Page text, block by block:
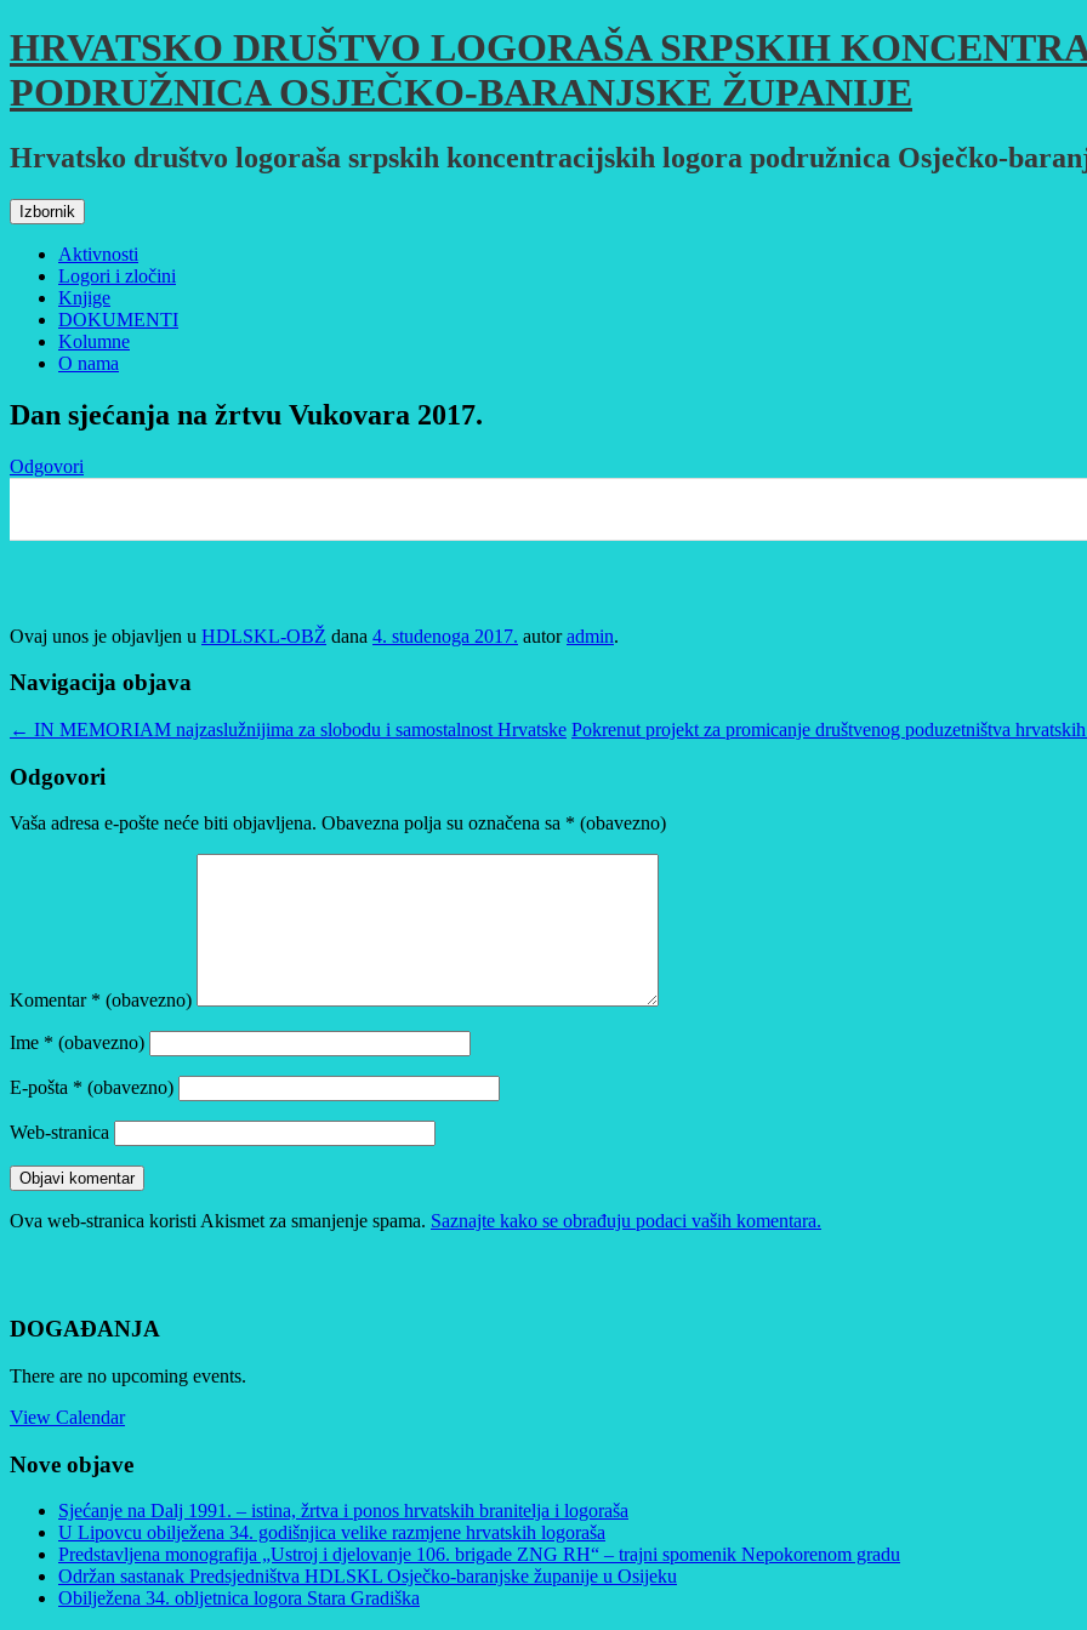
Skoči
do
sadržaja
HRVATSKO DRUŠTVO LOGORAŠA SRPSKIH
PODRUŽNICA OSJEČKO-BARANJSKE ŽUPANIJE
Hrvatsko društvo logoraša srpskih koncentracijskih logora podružnica Osječko-
Izbornik
Aktivnosti
Logori i zločini
Knjige
DOKUMENTI
Kolumne
O nama
Dan sjećanja na žrtvu Vukovara 2017.
Odgovori
Ovaj unos je objavljen u HDLSKL-OBŽ dana 4. studenoga 2017. autoradmin.
Navigacija objava
← IN MEMORIAM najzaslužnijima za slobodu i samostalnost Hrvatske Pokrenut projekt za promicanje društvenog poduzetništva
Odgovori
Vaša adresa e-pošte neće biti objavljena. Obavezna polja su označena sa * (obavezno)
Komentar * (obavezno)
Ime * (obavezno)
E-pošta * (obavezno)
Web-stranica
Ova web-stranica koristi Akismet za smanjenje spama. Saznajte kako se obrađuju podaci vaših komentara.
DOGAĐANJA
There are no upcoming events.
View Calendar
Nove objave
Sjećanje na Dalj 1991. – istina, žrtva i ponos hrvatskih branitelja i logoraša
U Lipovcu obilježena 34. godišnjica velike razmjene hrvatskih logoraša
Predstavljena monografija „Ustroj i djelovanje 106. brigade ZNG RH“ – trajni spomenik Nepokorenom gradu
Održan sastanak Predsjedništva HDLSKL Osječko-baranjske županije u Osijeku
Obilježena 34. obljetnica logora Stara Gradiška